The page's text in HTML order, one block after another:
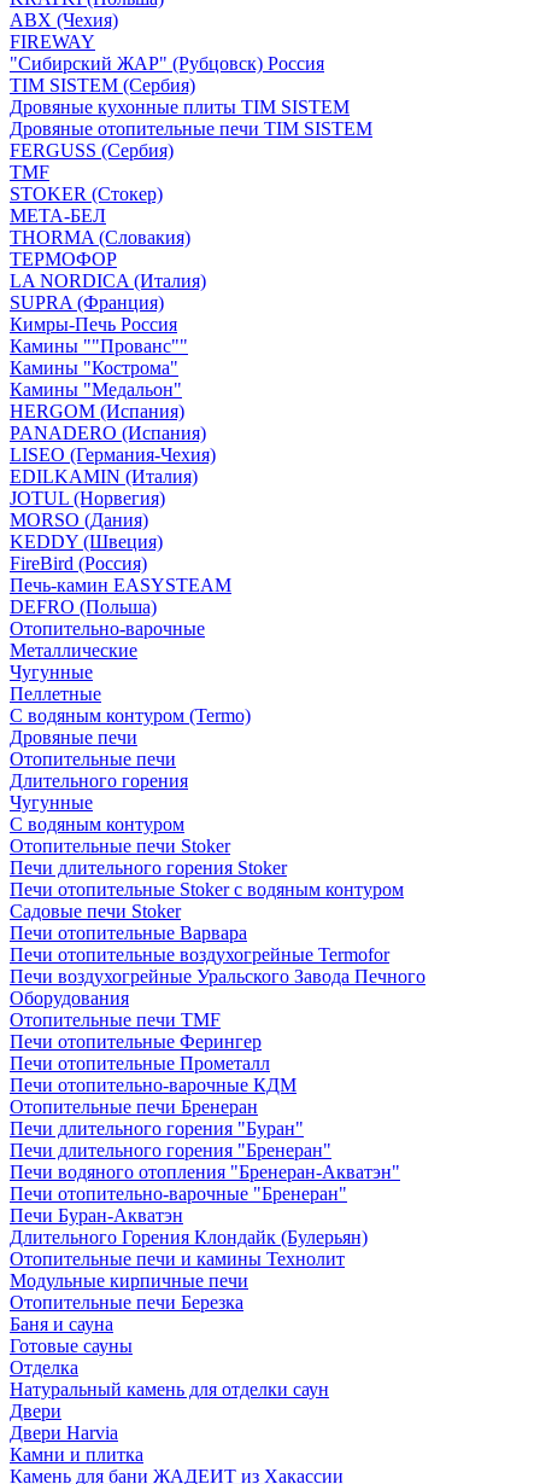
ABX (Чехия)
FIREWAY
"Сибирский ЖАР" (Рубцовск) Россия
TIM SISTEM (Сербия)
Дровяные кухонные плиты TIM SISTEM
Дровяные отопительные печи TIM SISTEM
FERGUSS (Сербия)
TMF
STOKER (Стокер)
МЕТА-БЕЛ
THORMA (Словакия)
ТЕРМОФОР
LA NORDICA (Италия)
SUPRA (Франция)
Кимры-Печь Россия
Камины ""Прованс""
Камины "Кострома"
Камины "Медальон"
HERGOM (Испания)
PANADERO (Испания)
LISEO (Германия-Чехия)
EDILKAMIN (Италия)
JOTUL (Норвегия)
MORSO (Дания)
KEDDY (Швеция)
FireBird (Россия)
Печь-камин EASYSTEAM
DEFRO (Польша)
Отопительно-варочные
Металлические
Чугунные
Пеллетные
С водяным контуром (Termo)
Дровяные печи
Отопительные печи
Длительного горения
Чугунные
C водяным контуром
Отопительные печи Stoker
Печи длительного горения Stoker
Печи отопительные Stoker с водяным контуром
Садовые печи Stoker
Печи отопительные Варвара
Печи отопительные воздухогрейные Termofor
Печи воздухогрейные Уральского Завода Печного
Оборудования
Отопительные печи TMF
Печи отопительные Ферингер
Печи отопительные Прометалл
Печи отопительно-варочные КДМ
Отопительные печи Бренеран
Печи длительного горения "Буран"
Печи длительного горения "Бренеран"
Печи водяного отопления "Бренеран-Акватэн"
Печи отопительно-варочные "Бренеран"
Печи Буран-Акватэн
Длительного Горения Клондайк (Булерьян)
Отопительные печи и камины Технолит
Модульные кирпичные печи
Отопительные печи Березка
Баня и сауна
Готовые сауны
Отделка
Натуральный камень для отделки саун
Двери
Двери Harvia
Камни и плитка
Камень для бани ЖАДЕИТ из Хакассии